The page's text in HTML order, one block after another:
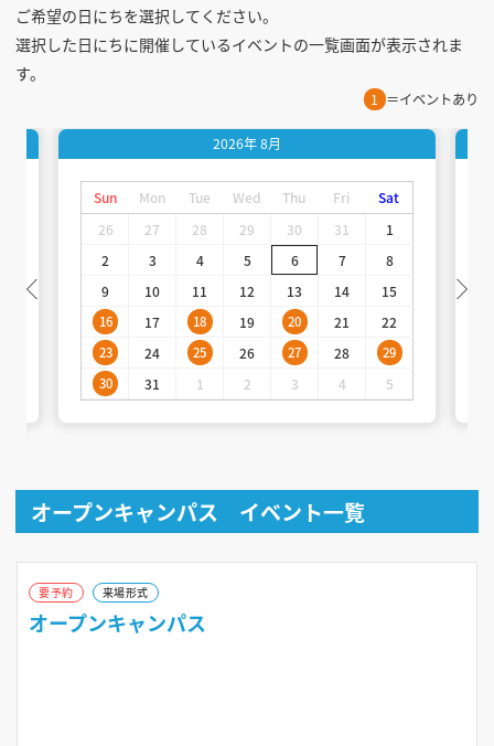
ご希望の日にちを選択してください。
選択した日にちに開催しているイベントの一覧画面が表示されま
す。
1 ＝イベントあり
2026年8月
Sun Mon Tue Wed Thu Fri
Sat
26
27 28 29 30 31
1
2
3 4 5 6 7
8
9
10 11 12 13 14 15
16 17 18 19 20 21 22
23 24 25 26 27 28
29
30
31 1 2 3 4 5
オープンキャンパス イベント一覧
要予約 来場形式
オープンキャンパス